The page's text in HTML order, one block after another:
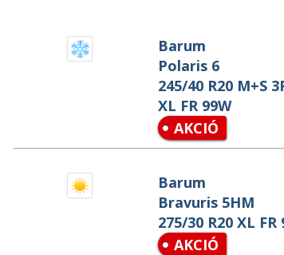
Barum
Polaris 6
245/40 R20 M+S
XL FR 99W
AKCIÓ
Barum
Bravuris 5HM
275/30 R20 XL FR
AKCIÓ